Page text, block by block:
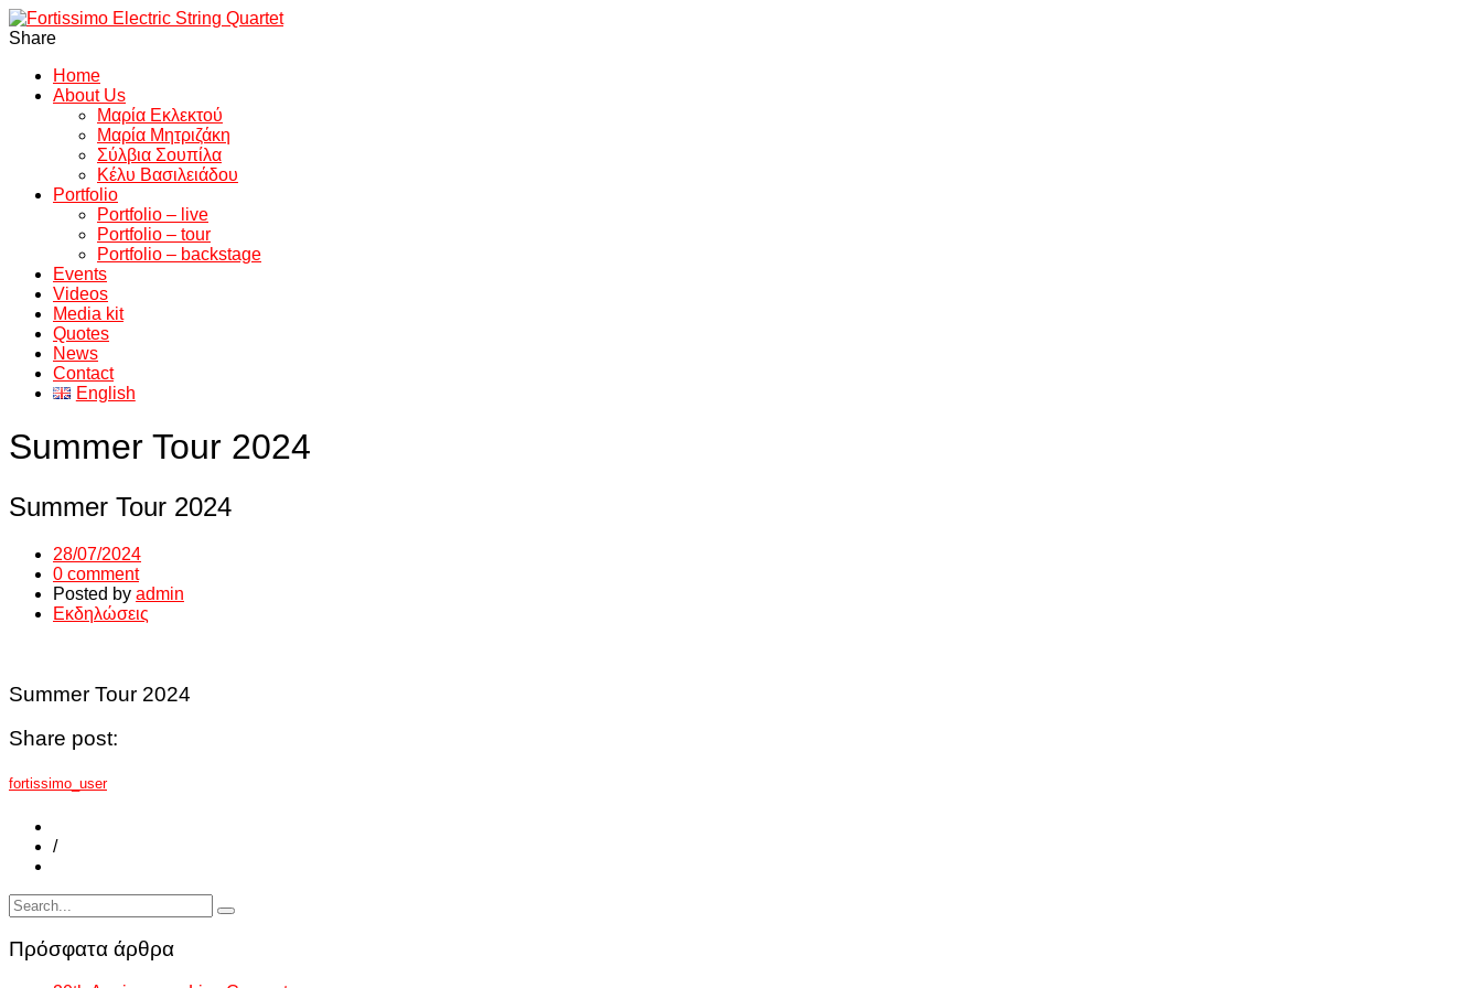
Share
Home
About Us
Μαρία Εκλεκτού
Μαρία Μητριζάκη
Σύλβια Σουπίλα
Κέλυ Βασιλειάδου
Portfolio
Portfolio – live
Portfolio – tour
Portfolio – backstage
Events
Videos
Media kit
Quotes
News
Contact
English
Summer Tour 2024
Summer Tour 2024
28/07/2024
0 comment
Posted by admin
Εκδηλώσεις
Summer Tour 2024
Share post:
fortissimo_user
/
Πρόσφατα άρθρα